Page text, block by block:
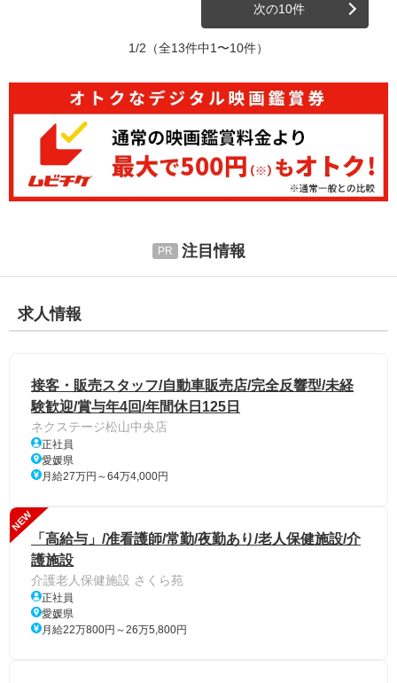
次の10件
1/2 （全13件中1〜10件）
注目情報
求人情報
接客・販売スタッフ/自動車販売店/完全反響型/未経
験歓迎/賞与年4回/年間休日125日
ネクステージ松山中央店
正社員
愛媛県
月給27万円～64万4,000円
NEW
「高給与」/准看護師/常勤/夜勤あり/老人保健施設/介
護施設
介護老人保健施設 さくら苑
正社員
愛媛県
月給22万800円～26万5,800円